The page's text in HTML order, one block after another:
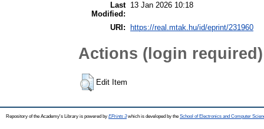
Last
Modified:
13 Jan 2026 10:18
URI: https://real.mtak.hu/id/eprint/231960
Actions (login required)
Edit Item
Repository of the Academy's Library is powered by EPrints 3which is developed by the School of Electronics and Computer